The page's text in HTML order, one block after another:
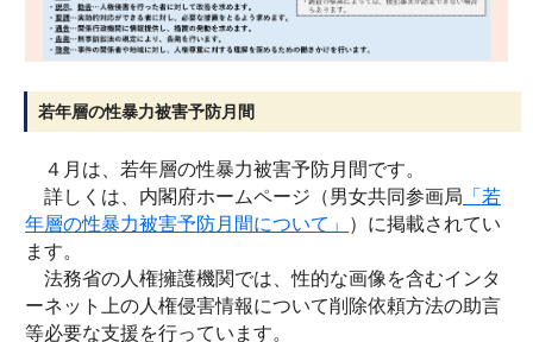
若年層の性暴力被害予防月間
４月は、若年層の性暴力被害予防月間です。
詳しくは、内閣府ホームページ（男女共同参画局 「 若
年層の性暴力被害予防月間について 」
）に掲載されてい
ます。
法務省の人権擁護機関では、性的な画像を含むインタ
ーネット上の人権侵害情報について削除依頼方法の助言
等必要な支援を行っています。